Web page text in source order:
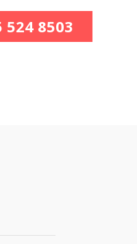
524 8503